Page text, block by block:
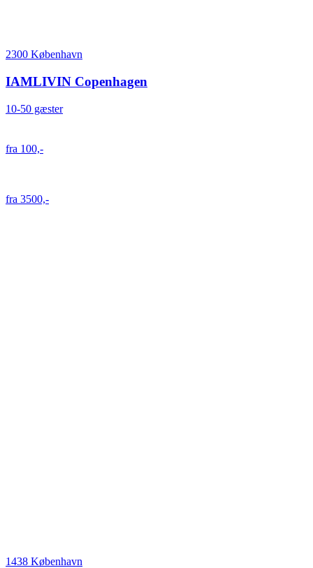
2300 København
IAMLIVIN Copenhagen
10-50 gæster
fra 100,-
fra 3500,-
1438 København